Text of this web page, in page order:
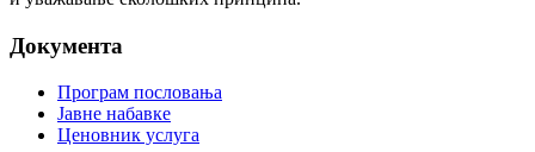
Документа
Програм пословања
Јавне набавке
Ценовник услуга